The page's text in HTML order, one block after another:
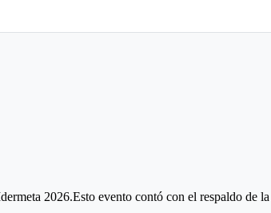
2026.Esto evento contó con el respaldo de